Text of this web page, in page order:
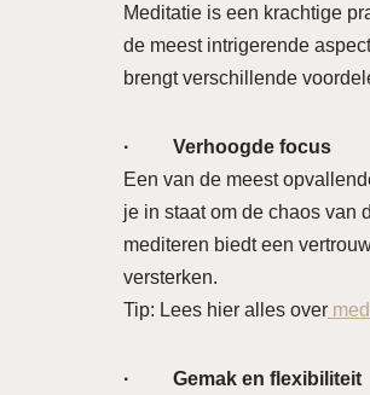
Meditatie is een krachtige
de meest intrigerende
brengt verschillende
· Verhoogde focus
Een van de meest
je in staat om de chaos van
mediteren biedt een
versterken.
Tip: Lees hier alles over
· Gemak en flexibiliteit